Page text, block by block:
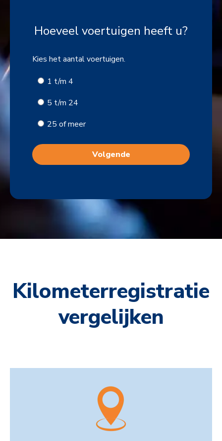
Hoeveel voertuigen heeft u?
Kies het aantal voertuigen.
1 t/m 4
5 t/m 24
25 of meer
Kilometerregistratie
vergelijken